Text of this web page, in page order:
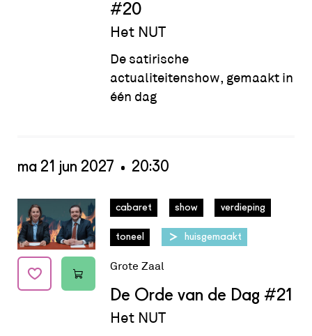
#20
Het NUT
De satirische
actualiteitenshow, gemaakt in
één dag
De Orde van de Dag #21
Het NUT
Datum: ma 21 jun 2027 - 20:30
cabaret show verdieping
toneel huisgemaakt
Grote Zaal
ma 21 jun 2027 20:30